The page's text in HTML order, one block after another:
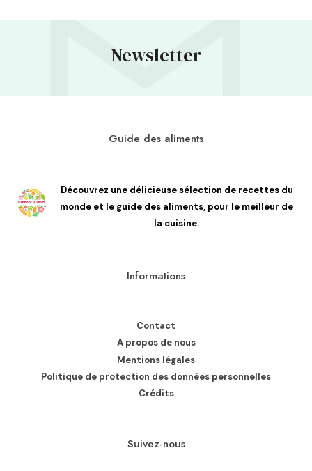
Newsletter
Guide des aliments
Découvrez une délicieuse sélection de recettes du
monde et le guide des aliments, pour le meilleur de
la cuisine.
Informations
Contact
A propos de nous
Mentions légales
Politique de protection des données personnelles
Crédits
Suivez-nous